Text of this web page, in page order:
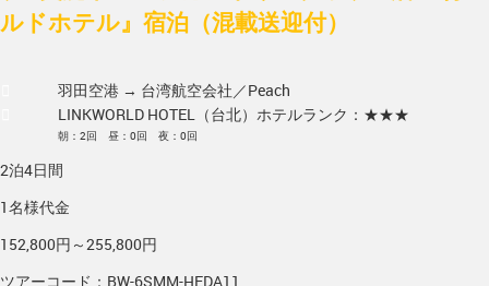
ルドホテル』宿泊（混載送迎付）
羽田空港 → 台湾航空会社／Peach
LINKWORLD HOTEL（台北） ホテルランク：★★★
朝：2回 昼：0回 夜：0回
2泊4日間
1名様代金
152,800円～255,800円
ツアーコード：BW-6SMM-HEDA11